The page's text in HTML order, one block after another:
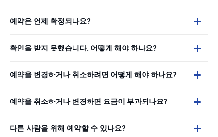
예약은 언제 확정되나요?
확인을 받지 못했습니다. 어떻게 해야 하나요?
예약을 변경하거나 취소하려면 어떻게 해야 하나요?
예약을 취소하거나 변경하면 요금이 부과되나요?
다른 사람을 위해 예약할 수 있나요?